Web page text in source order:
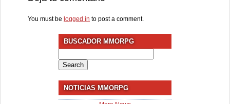
You must be logged in to post a comment.
BUSCADOR MMORPG
for:
NOTICIAS MMORPG